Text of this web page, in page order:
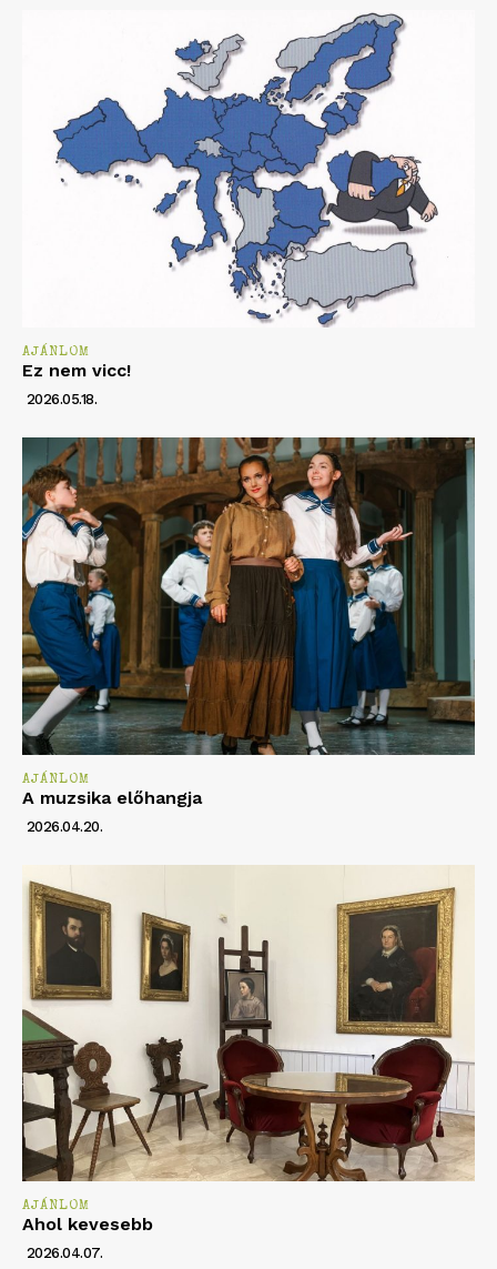
AJÁNLOM
Ez nem vicc!
2026.05.18.
AJÁNLOM
A muzsika előhangja
2026.04.20.
AJÁNLOM
Ahol kevesebb
2026.04.07.